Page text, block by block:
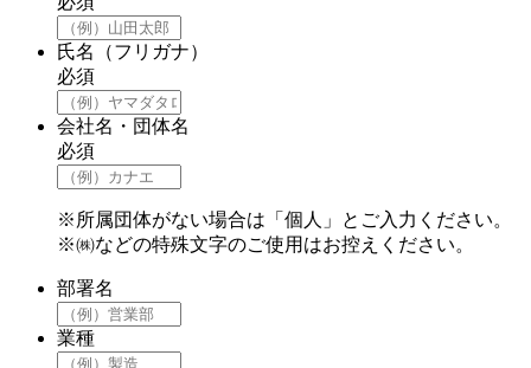
氏名（フリガナ）
必須
会社名・団体名
必須
※所属団体がない場合は「個人」とご入力ください。
※㈱などの特殊文字のご使用はお控えください。
部署名
業種